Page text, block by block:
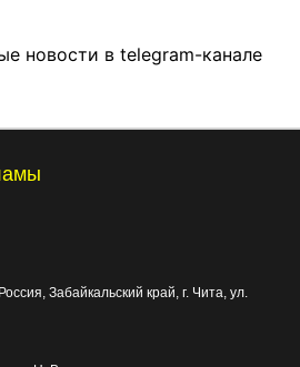
новости в telegram-канале
Забайкальский край, г. Чита, ул.